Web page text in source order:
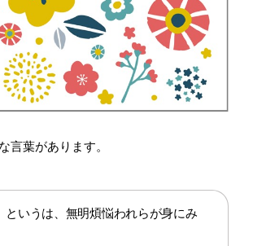
言葉があります。
というは、無明煩悩われらが身にみ